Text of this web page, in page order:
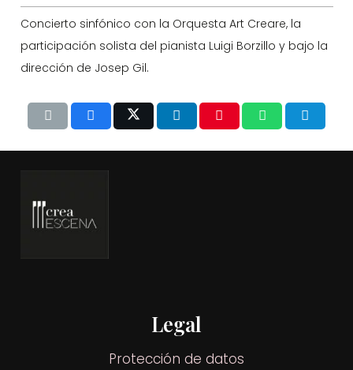
Concierto sinfónico con la Orquesta Art Creare, la
participación solista del pianista Luigi Borzillo y bajo la
dirección de Josep Gil.
Legal
Protección de datos